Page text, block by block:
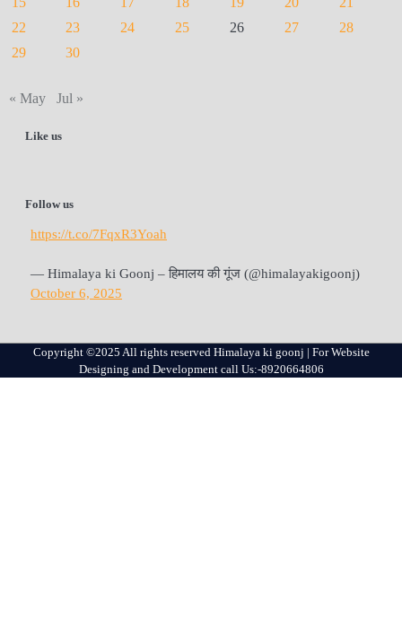
22
23 24 25 26 27
28
29
30
« May Jul »
Like us
Follow us
https://t.co/7FqxR3Yoah
— Himalaya ki Goonj – हिमालय की गूंज (@himalayakigoonj)
October 6, 2025
Copyright ©2025 All rights reserved Himalaya ki goonj | For Website
Designing and Development call Us:-8920664806